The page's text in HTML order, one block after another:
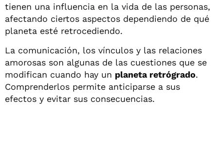
tienen una influencia en la vida de las personas,
afectando ciertos aspectos dependiendo de qué
planeta esté retrocediendo.
La comunicación, los vínculos y las relaciones
amorosas son algunas de las cuestiones que se
modifican cuando hay un planeta retrógrado.
Comprenderlos permite anticiparse a sus
efectos y evitar sus consecuencias.